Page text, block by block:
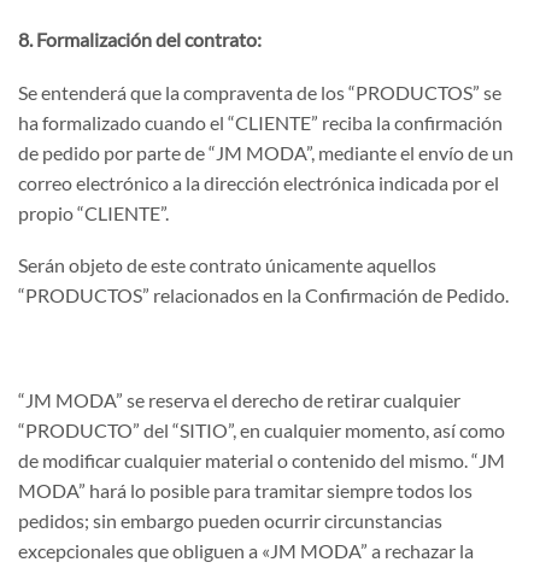
8. Formalización del contrato:
Se entenderá que la compraventa de los “PRODUCTOS” se
ha formalizado cuando el “CLIENTE” reciba la confirmación
de pedido por parte de “JM MODA”, mediante el envío de un
correo electrónico a la dirección electrónica indicada por el
propio “CLIENTE”.
Serán objeto de este contrato únicamente aquellos
“PRODUCTOS” relacionados en la Confirmación de Pedido.
“JM MODA” se reserva el derecho de retirar cualquier
“PRODUCTO” del “SITIO”, en cualquier momento, así como
de modificar cualquier material o contenido del mismo. “JM
MODA” hará lo posible para tramitar siempre todos los
pedidos; sin embargo pueden ocurrir circunstancias
excepcionales que obliguen a «JM MODA” a rechazar la